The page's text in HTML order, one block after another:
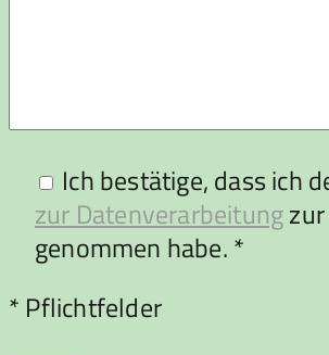
Ich bestätige, dass ich
zur Datenverarbeitung
genommen habe. *
Bitte lasse dieses Feld leer.
* Pflichtfelder